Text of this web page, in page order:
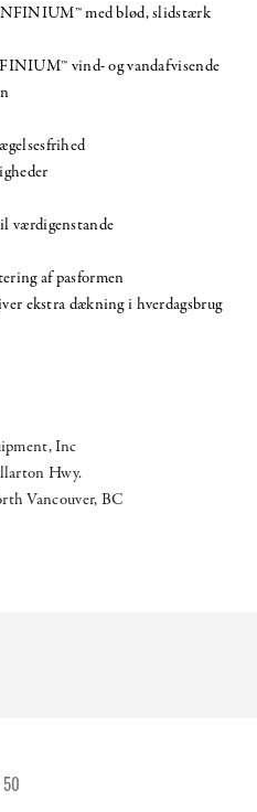
med blød, slidstærk
vind- og vandafvisende
værdigenstande
af pasformen
ekstra dækning i hverdagsbrug
Inc
Hwy.
Vancouver, BC